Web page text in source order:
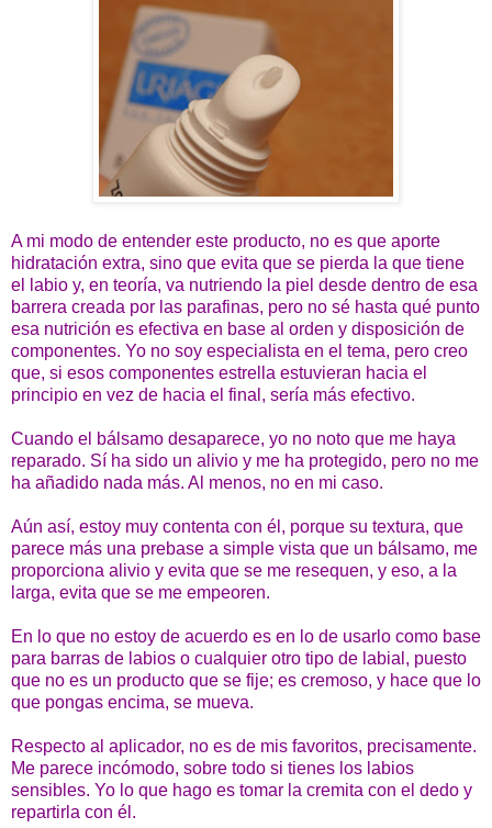
A mi modo de entender este producto, no es que aporte
hidratación extra, sino que evita que se pierda la que tiene
el labio y, en teoría, va nutriendo la piel desde dentro de esa
barrera creada por las parafinas, pero no sé hasta qué punto
esa nutrición es efectiva en base al orden y disposición de
componentes. Yo no soy especialista en el tema, pero creo
que, si esos componentes estrella estuvieran hacia el
principio en vez de hacia el final, sería más efectivo.
Cuando el bálsamo desaparece, yo no noto que me haya
reparado. Sí ha sido un alivio y me ha protegido, pero no me
ha añadido nada más. Al menos, no en mi caso.
Aún así, estoy muy contenta con él, porque su textura, que
parece más una prebase a simple vista que un bálsamo, me
proporciona alivio y evita que se me resequen, y eso, a la
larga, evita que se me empeoren.
En lo que no estoy de acuerdo es en lo de usarlo como base
para barras de labios o cualquier otro tipo de labial, puesto
que no es un producto que se fije; es cremoso, y hace que lo
que pongas encima, se mueva.
Respecto al aplicador, no es de mis favoritos, precisamente.
Me parece incómodo, sobre todo si tienes los labios
sensibles. Yo lo que hago es tomar la cremita con el dedo y
repartirla con él.